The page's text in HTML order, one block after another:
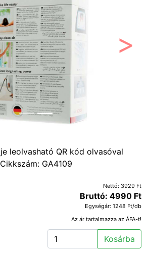
Cikkszám: GA4109
Nettó: 3929 Ft
Bruttó: 4990 Ft
Egységár: 1248 Ft/db
Az ár tartalmazza az ÁFA-t!
Kosárba